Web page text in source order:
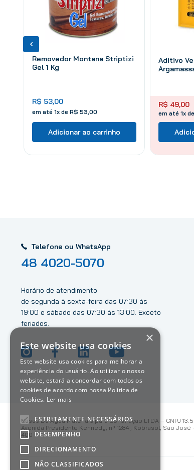
Removedor Montana Striptizi
Gel 1 Kg
R$ 53,00
em até 1x de R$ 53 00
Adicionar ao carrinho
Aditivo
R$ 49,00
em até 1x
Telefone ou WhatsApp
48 4020-5070
Horário de atendimento
de segunda à sexta-feira das 07:30 às
19:00 e sábado das 07:30 às 13:00. Exceto
feriados.
Casas Da Água Materiais para Construção LTDA – CNPJ
Avenida Presidente Kennedy, nº 1284 , Kobrasol, São José –
400
×
Este website usa cookies
Este website usa cookies para melhorar a
experiência do usuário. Ao utilizar o nosso
website, estará a concordar com todos os
cookies de acordo com nossa Política de
Cookies. Ler mais
ESTRITAMENTE NECESSÁRIOS
DESEMPENHO
DIRECIONAMENTO
NÃO CLASSIFICADOS